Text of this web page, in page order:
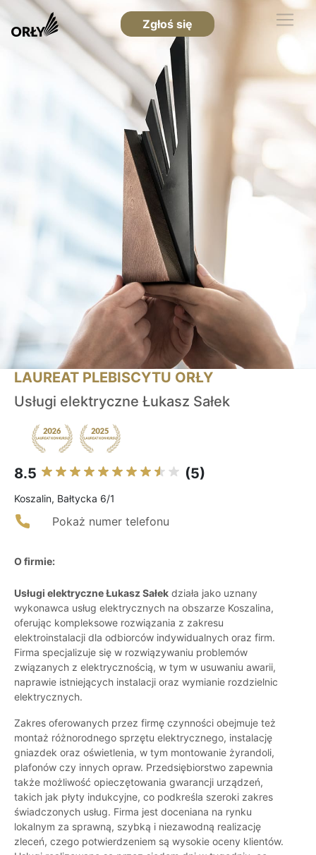
Zgłoś się
LAUREAT PLEBISCYTU ORŁY
Usługi elektryczne Łukasz Sałek
8.5 (5)
Koszalin, Bałtycka 6/1
Pokaż numer telefonu
O firmie:
Usługi elektryczne Łukasz Sałek działa jako uznany
wykonawca usług elektrycznych na obszarze Koszalina,
oferując kompleksowe rozwiązania z zakresu
elektroinstalacji dla odbiorców indywidualnych oraz firm.
Firma specjalizuje się w rozwiązywaniu problemów
związanych z elektrycznością, w tym w usuwaniu awarii,
naprawie istniejących instalacji oraz wymianie rozdzielnic
elektrycznych.
Zakres oferowanych przez firmę czynności obejmuje też
montaż różnorodnego sprzętu elektrycznego, instalację
gniazdek oraz oświetlenia, w tym montowanie żyrandoli,
plafonów czy innych opraw. Przedsiębiorstwo zapewnia
także możliwość opieczętowania gwarancji urządzeń,
takich jak płyty indukcyjne, co podkreśla szeroki zakres
świadczonych usług. Firma jest doceniana na rynku
lokalnym za sprawną, szybką i niezawodną realizację
zleceń, czego potwierdzeniem są wysokie oceny klientów.